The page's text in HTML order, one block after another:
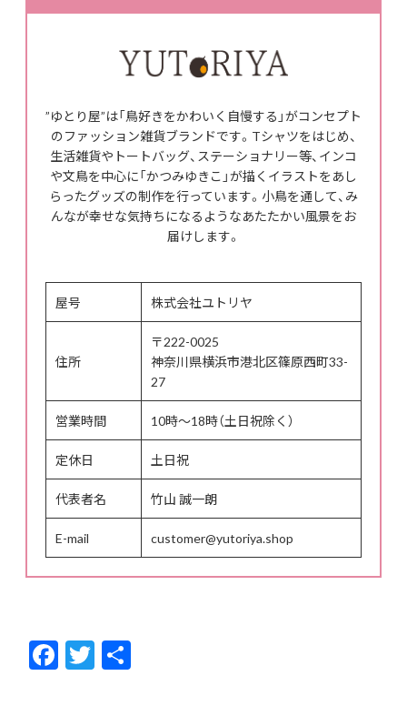
”ゆとり屋”は「鳥好きをかわいく自慢する」がコンセプト
のファッション雑貨ブランドです。Tシャツをはじめ、
生活雑貨やトートバッグ、ステーショナリー等、インコ
や文鳥を中心に「かつみゆきこ」が描くイラストをあし
らったグッズの制作を行っています。小鳥を通して、み
んなが幸せな気持ちになるようなあたたかい風景をお
届けします。
屋号 株式会社ユトリヤ
住所
〒222-0025
神奈川県横浜市港北区篠原西町33-
27
営業時間 10時～18時（土日祝除く）
定休日 土日祝
代表者名 竹山 誠一朗
E-mail customer@yutoriya.shop
F
ac
T
w